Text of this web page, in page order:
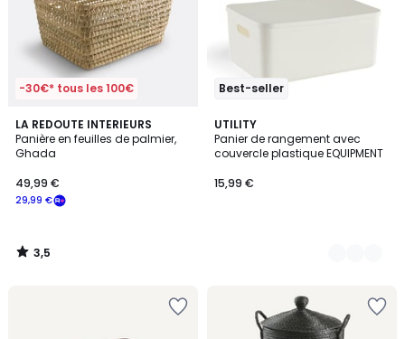
-30€* tous les 100€
LA REDOUTE INTERIEURS
Panière en feuilles de palmier,
Ghada
29,99 €
49,99 €
3,5
/ 5
3,5
/
Best-seller
UTILITY
Panier de rangement avec
couvercle plastique EQUIPMENT
15,99 €
4
Couleurs